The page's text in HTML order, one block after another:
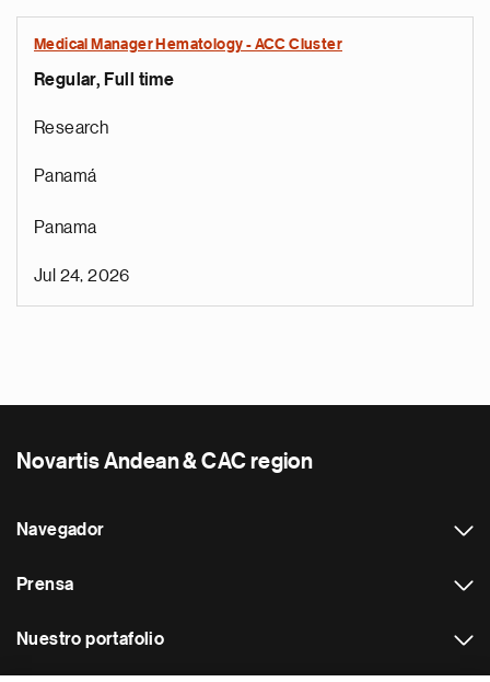
Medical Manager Hematology - ACC Cluster
Regular, Full time
Research
Panamá
Panama
Jul 24, 2026
Novartis Andean & CAC region
Navegador
Prensa
Nuestro portafolio